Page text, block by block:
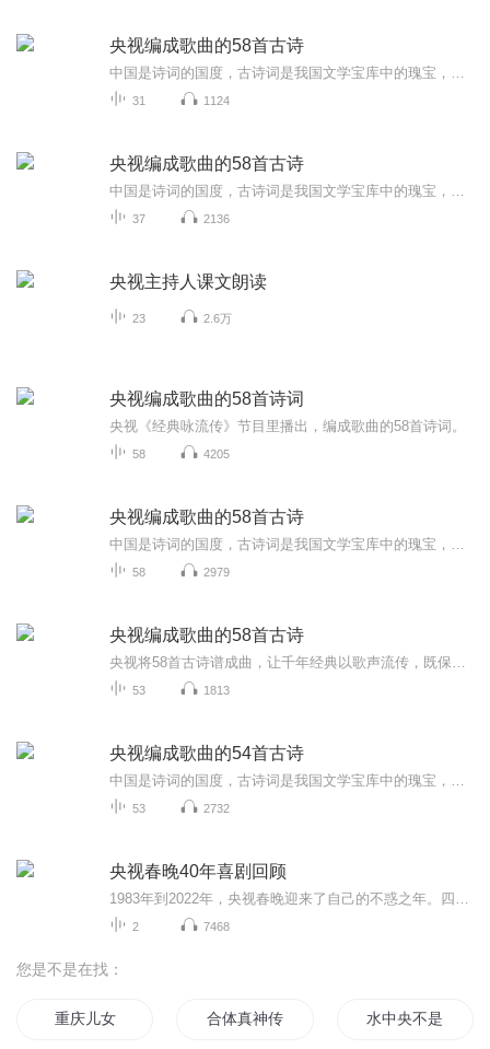
央视编成歌曲的58首古诗
31 1124
央视编成歌曲的58首古诗
37 2136
央视主持人课文朗读
23 2.6万
央视编成歌曲的58首诗词
央视《经典咏流传》节目里播出，编成歌曲的58首诗词。
58 4205
央视编成歌曲的58首古诗
58 2979
央视编成歌曲的58首古诗
53 1813
央视编成歌曲的54首古诗
53 2732
央视春晚40年喜剧回顾
2 7468
您是不是在找：
重庆儿女 合体真神传 水中央不是水